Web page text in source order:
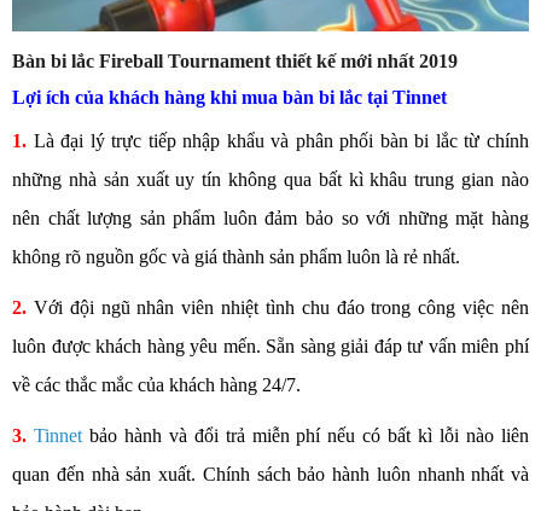
Bàn bi lắc Fireball Tournament thiết kế mới nhất 2019
Lợi ích của khách hàng khi mua bàn bi lắc tại Tinnet
1. Là đại lý trực tiếp nhập khẩu và phân phối bàn bi lắc từ chính
những nhà sản xuất uy tín không qua bất kì khâu trung gian nào
nên chất lượng sản phẩm luôn đảm bảo so với những mặt hàng
không rõ nguồn gốc và giá thành sản phẩm luôn là rẻ nhất.
2. Với đội ngũ nhân viên nhiệt tình chu đáo trong công việc nên
luôn được khách hàng yêu mến. Sẵn sàng giải đáp tư vấn miên phí
về các thắc mắc của khách hàng 24/7.
3. Tinnetbảo hành và đổi trả miễn phí nếu có bất kì lỗi nào liên
quan đến nhà sản xuất. Chính sách bảo hành luôn nhanh nhất và